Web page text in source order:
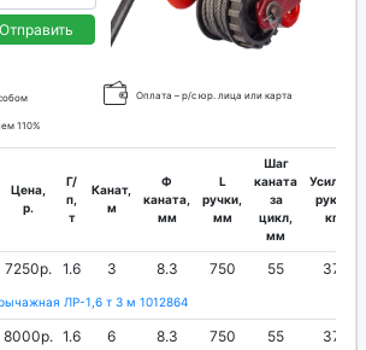
Отправить
Оплата – р/с юр. лица или карта
110%
Цена,
р.
Г/
п,
т
Канат,
м
Ф
каната,
мм
L
ручки,
мм
Шаг
каната
за
цикл,
мм
Усилие
руки,
кг
7250р. 1.6 3 8.3 750 55 37
ЛР-1,6 т 3 м 1012864
8000р. 1.6 6 8.3 750 55 37